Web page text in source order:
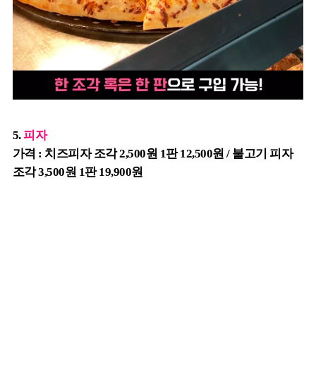
5. 피자
가격 : 치즈피자 조각 2,500원 1판 12,500원 / 불고기 피자
조각 3,500원 1판 19,900원